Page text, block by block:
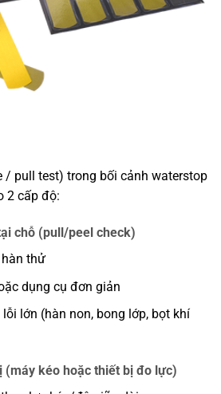
/ pull test) trong bối cảnh waterstop
2 cấp độ:
chỗ (pull/peel check)
thử
dụng cụ đơn giản
lớn (hàn non, bong lớp, bọt khí
(máy kéo hoặc thiết bị đo lực)